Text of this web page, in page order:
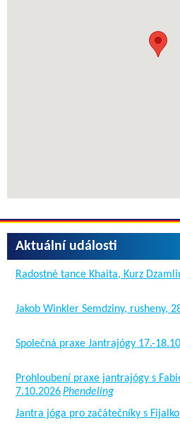
Aktuální události
Radostné tance Khaita, Kurz
Jakob Winkler Semdziny, rusheny,
Společná praxe Jantrajógy 17.-
Prohloubení praxe jantrajógy s
7.10.2026Phendeling
Jantra jóga pro začátečníky s